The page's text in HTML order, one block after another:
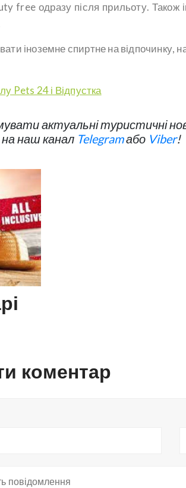
free одразу після прильоту. Також
іноземне спиртне на відпочинку,
Pets 24 і Відпустка
актуальні туристичні
наш канал Telegramабо Viber!
коментар